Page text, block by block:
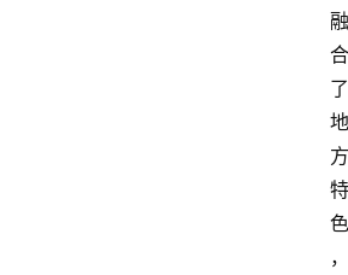
融
合
了
地
方
特
色
，